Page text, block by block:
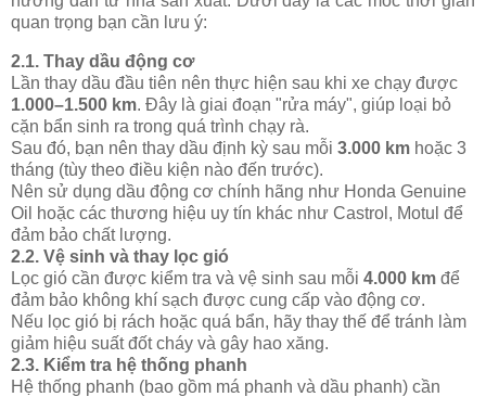
quan trọng bạn cần lưu ý:
2.1. Thay dầu động cơ
Lần thay dầu đầu tiên nên thực hiện sau khi xe chạy được
1.000–1.500 km. Đây là giai đoạn "rửa máy", giúp loại bỏ
cặn bẩn sinh ra trong quá trình chạy rà.
Sau đó, bạn nên thay dầu định kỳ sau mỗi 3.000 km hoặc 3
tháng (tùy theo điều kiện nào đến trước).
Nên sử dụng dầu động cơ chính hãng như Honda Genuine
Oil hoặc các thương hiệu uy tín khác như Castrol, Motul để
đảm bảo chất lượng.
2.2. Vệ sinh và thay lọc gió
Lọc gió cần được kiểm tra và vệ sinh sau mỗi 4.000 km để
đảm bảo không khí sạch được cung cấp vào động cơ.
Nếu lọc gió bị rách hoặc quá bẩn, hãy thay thế để tránh làm
giảm hiệu suất đốt cháy và gây hao xăng.
2.3. Kiểm tra hệ thống phanh
Hệ thống phanh (bao gồm má phanh và dầu phanh) cần